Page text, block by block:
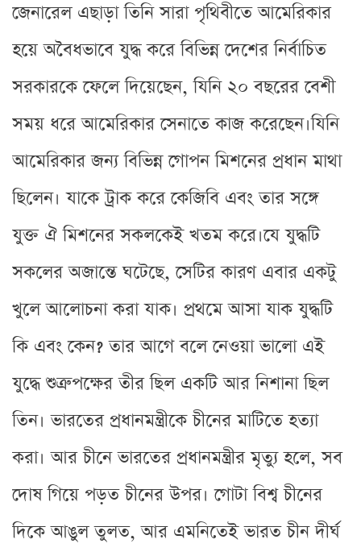
জেনারেল এছাড়া তিনি সারা পৃথিবীতে আমেরিকার
হয়ে অবৈধভাবে যুদ্ধ করে বিভিন্ন দেশের নির্বাচিত
সরকারকে ফেলে দিয়েছেন, যিনি ২০ বছরের বেশী
সময় ধরে আমেরিকার সেনাতে কাজ করেছেন।যিনি
আমেরিকার জন্য বিভিন্ন গোপন মিশনের প্রধান মাথা
ছিলেন। যাকে ট্রাক করে কেজিবি এবং তার সঙ্গে
যুক্ত ঐ মিশনের সকলকেই খতম করে।যে যুদ্ধটি
সকলের অজান্তে ঘটেছে, সেটির কারণ এবার একটু
খুলে আলোচনা করা যাক। প্রথমে আসা যাক যুদ্ধটি
কি এবং কেন? তার আগে বলে নেওয়া ভালো এই
যুদ্ধে শুত্রুপক্ষের তীর ছিল একটি আর নিশানা ছিল
তিন। ভারতের প্রধানমন্ত্রীকে চীনের মাটিতে হত্যা
করা। আর চীনে ভারতের প্রধানমন্ত্রীর মৃত্যু হলে, সব
দোষ গিয়ে পড়ত চীনের উপর। গোটা বিশ্ব চীনের
দিকে আঙুল তুলত, আর এমনিতেই ভারত চীন দীর্ঘ